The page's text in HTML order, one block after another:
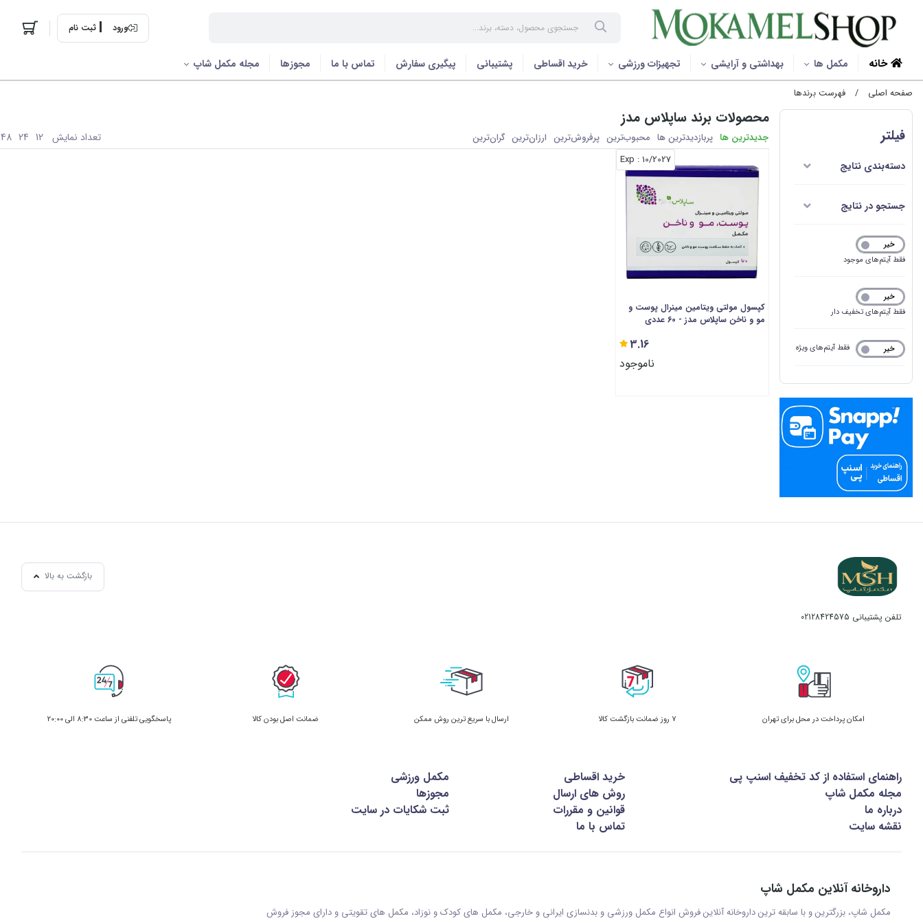
ورود ثبت نام
خانه مکمل ها بهداشتی و آرایشی تجهیزات ورزشی خرید اقساطی پشتیبانی پیگیری سفارش تماس با ما مجوزها مجله مکمل شاپ
صفحه اصلی / فهرست برندها
فیلتر
دسته‌بندی نتایج
جستجو در نتایج
خیر
فقط آیتم‌های موجود
خیر
فقط آیتم‌های تخفیف دار
بله خیر فقط آیتم‌های ویژه
محصولات برند ساپلاس مدز
جدیدترین ها پربازدیدترین ها محبوب‌‌ترین پرفروش‌ترین ارزان‌ترین گران‌ترین تعداد نمایش 12
24
48
10/2027
: Exp
کپسول مولتی ویتامین مینرال پوست و
مو و ناخن ساپلاس مدز - 60 عددی
3.16
ناموجود
بازگشت به بالا
تلفن پشتیبانی 02128424575
امکان پرداخت در محل برای تهران 7 روز ضمانت بازگشت کالا ارسال با سریع ترین روش ممکن ضمانت اصل بودن کالا پاسخگویی تلفنی از ساعت 8:30 الی 20:00
راهنمای استفاده از کد تخفیف اسنپ پی خرید اقساطی
مکمل ورزشی
مجله مکمل شاپ
روش های ارسال
مجوزها
درباره ما
قوانین و مقررات
ثبت شکایات در سایت
نقشه سایت
تماس با ما
داروخانه آنلاین مکمل شاپ
مکمل شاپ، بزرگترین و با سابقه ترین داروخانه آنلاین فروش انواع مکمل ورزشی و بدنسازی ایرانی و خارجی، مکمل های کودک و نوزاد، مکمل های تقویتی و دارای مجوز فروش